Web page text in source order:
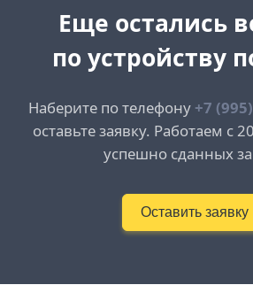
Еще остались
по устройству
Наберите по телефону +7
оставьте заявку. Работаем с
успешно сданных
Оставить заявку